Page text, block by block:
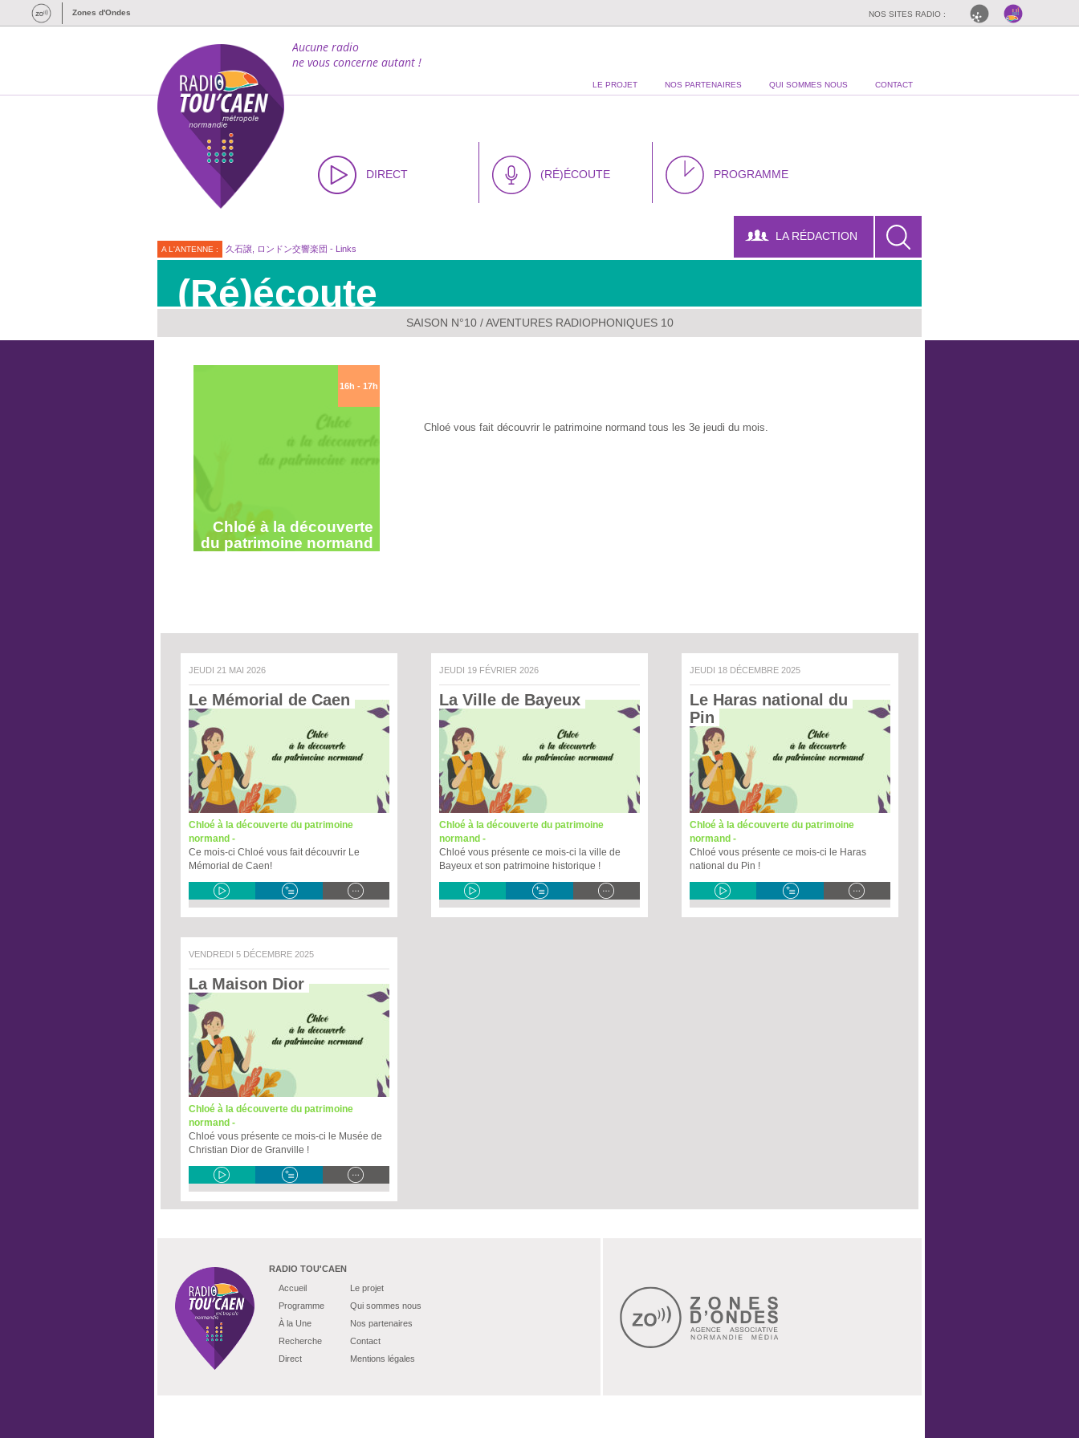
Zones d'Ondes NOS SITES RADIO :
LE PROJET NOS PARTENAIRES QUI SOMMES NOUS CONTACT
Aucune radio
ne vous concerne autant !
DIRECT (RÉ)ÉCOUTE PROGRAMME
A L'ANTENNE : 久石譲, ロンドン交響楽団 - Links
LA RÉDACTION
(Ré)écoute
SAISON N°10/ AVENTURES RADIOPHONIQUES 10
16h - 17h
Chloé à la découverte
du patrimoine normand
Chloé vous fait découvrir le patrimoine normand tous les 3e jeudi du mois.
JEUDI 21 MAI 2026
Le Mémorial de Caen
Chloé à la découverte du patrimoine
normand -
Ce mois-ci Chloé vous fait découvrir Le
Mémorial de Caen!
JEUDI 19 FÉVRIER 2026
La Ville de Bayeux
Chloé à la découverte du patrimoine
normand -
Chloé vous présente ce mois-ci la ville de
Bayeux et son patrimoine historique !
JEUDI 18 DÉCEMBRE 2025
Le Haras national du
Pin
Chloé à la découverte du patrimoine
normand -
Chloé vous présente ce mois-ci le Haras
national du Pin !
VENDREDI 5 DÉCEMBRE 2025
La Maison Dior
Chloé à la découverte du patrimoine
normand -
Chloé vous présente ce mois-ci le Musée de
Christian Dior de Granville !
RADIO TOU'CAEN
Accueil
Programme
À la Une
Recherche
Direct
Le projet
Qui sommes nous
Nos partenaires
Contact
Mentions légales